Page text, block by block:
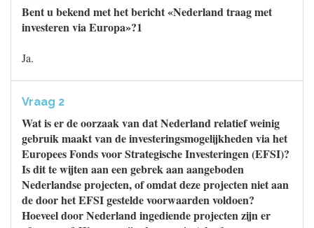
Bent u bekend met het bericht «Nederland traag met
investeren via Europa»?1
Ja.
Vraag 2
Wat is er de oorzaak van dat Nederland relatief weinig
gebruik maakt van de investeringsmogelijkheden via het
Europees Fonds voor Strategische Investeringen (EFSI)?
Is dit te wijten aan een gebrek aan aangeboden
Nederlandse projecten, of omdat deze projecten niet aan
de door het EFSI gestelde voorwaarden voldoen?
Hoeveel door Nederland ingediende projecten zijn er